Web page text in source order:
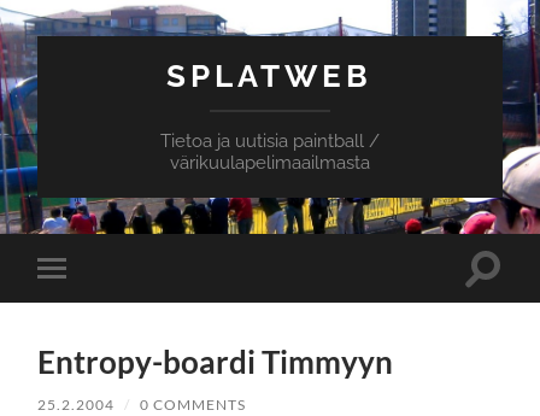
SPLATWEB
Tietoa ja uutisia paintball /
värikuulapelimaailmasta
Toggle
mobile
Toggle
Entropy-boardi Timmyyn
25.2.2004 / 0 COMMENTS